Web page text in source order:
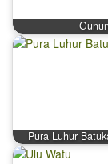
Pura Luhur